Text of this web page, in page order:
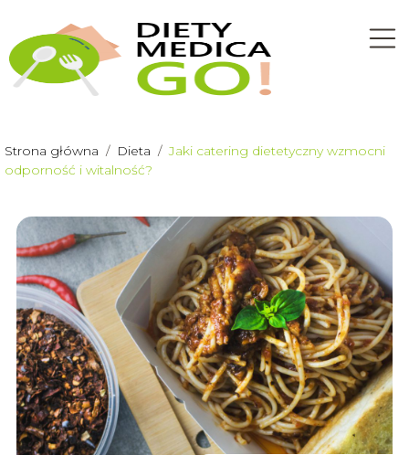
Strona główna / Dieta /Jaki catering dietetyczny wzmocni
odporność i witalność?